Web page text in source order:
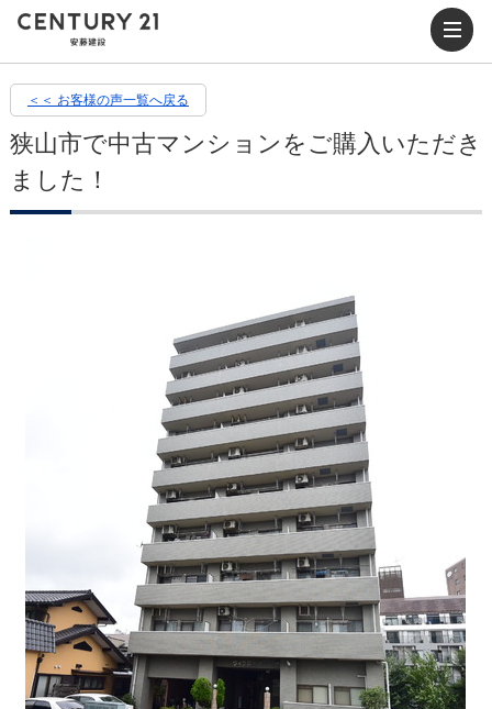
＜＜ お客様の声一覧へ戻る
狭山市で中古マンションをご購入いただき
ました！